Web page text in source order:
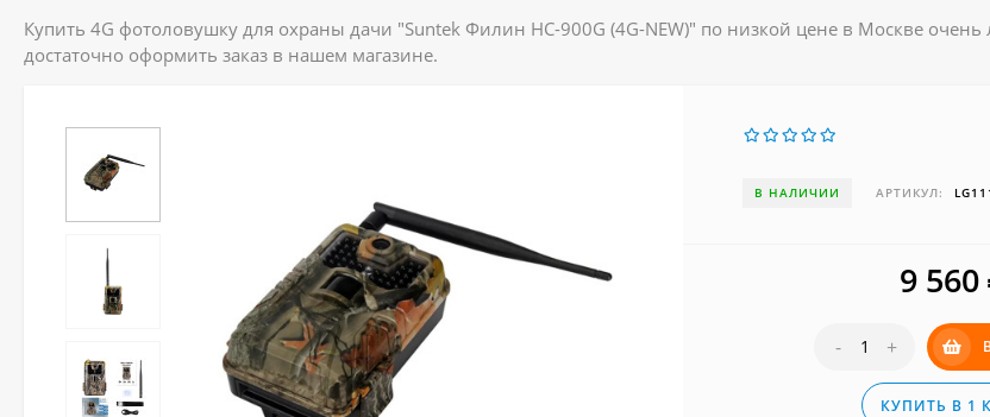
Купить 4G фотоловушку для охраны дачи "Suntek Филин HC-900G (4G-NEW)" по низкой цене в Москве очень
достаточно оформить заказ в нашем магазине.
В НАЛИЧИИ АРТИКУЛ:
9 560
- +
КУПИТЬ В 1